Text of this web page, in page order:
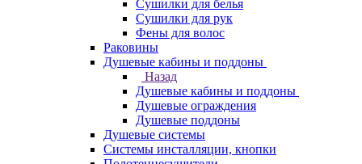
Сушилки для белья
Сушилки для рук
Фены для волос
Раковины
Душевые кабины и поддоны
Назад
Душевые кабины и поддоны
Душевые ограждения
Душевые поддоны
Душевые системы
Системы инсталляции, кнопки